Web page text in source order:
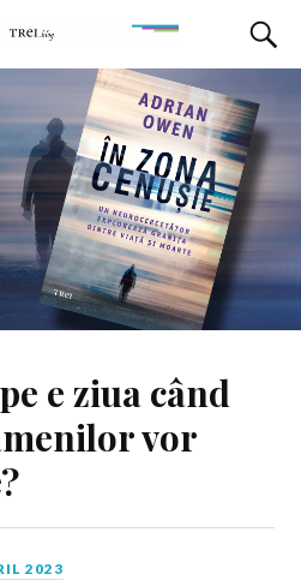
e ziua când
vor
2023